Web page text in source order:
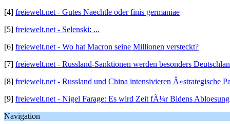
[4] freiewelt.net - Gutes Naechtle oder finis germaniae
[5] freiewelt.net - Selenski: ...
[6] freiewelt.net - Wo hat Macron seine Millionen versteckt?
[7] freiewelt.net - Russland-Sanktionen werden besonders
[8] freiewelt.net - Russland und China intensivieren Â»strategische
[9] freiewelt.net - Nigel Farage: Es wird Zeit fÃ¼r Bidens Abloesung
Navigation